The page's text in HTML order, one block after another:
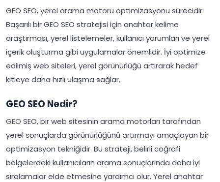
GEO SEO, yerel arama motoru optimizasyonu sürecidir.
Başarılı bir GEO SEO stratejisi için anahtar kelime
araştırması, yerel listelemeler, kullanıcı yorumları ve yerel
içerik oluşturma gibi uygulamalar önemlidir. İyi optimize
edilmiş web siteleri, yerel görünürlüğü artırarak hedef
kitleye daha hızlı ulaşma sağlar.
GEO SEO Nedir?
GEO SEO, bir web sitesinin arama motorları tarafından
yerel sonuçlarda görünürlüğünü artırmayı amaçlayan bir
optimizasyon tekniğidir. Bu strateji, belirli coğrafi
bölgelerdeki kullanıcıların arama sonuçlarında daha iyi
sıralamalar elde etmesine yardımcı olur. Yerel anahtar